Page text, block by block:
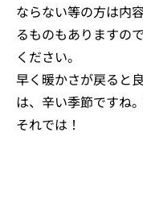
ならない等の方は内
るものもありますの
ください。
早く暖かさが戻ると
は、辛い季節ですね
それでは！